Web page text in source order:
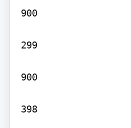
900
299
900
398